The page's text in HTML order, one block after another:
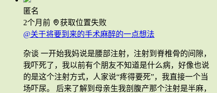
匿名
2个月前
获取位置失败
@关于将要到来的手术麻醉的一点想法
杂谈 一开始我妈说是腰部注射，注射到脊椎骨的间隙，
我吓死了，我以前有个朋友不知道是什么病，好像也说
的是这个注射方式，人家说“疼得要死”，我直接一个当
场吓尿。 后来了解到母亲生我剖腹产那个注射是半麻，